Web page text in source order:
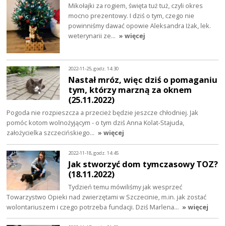
Mikołajki za rogiem, święta tuż tuż, czyli okres
mocno prezentowy. I dziś o tym, czego nie
powinniśmy dawać opowie Aleksandra Iżak, lek.
weterynarii ze… » więcej
2022-11-25, godz. 14:30
Nastał mróz, więc dziś o pomaganiu
tym, którzy marzną za oknem
(25.11.2022)
Pogoda nie rozpieszcza a przecież będzie jeszcze chłodniej. Jak
pomóc kotom wolnożyjącym - o tym dziś Anna Kolat-Stajuda,
założycielka szczecińskiego… » więcej
2022-11-18, godz. 14:45
Jak stworzyć dom tymczasowy TOZ?
(18.11.2022)
Tydzień temu mówiliśmy jak wesprzeć
Towarzystwo Opieki nad zwierzętami w Szczecinie, m.in. jak zostać
wolontariuszem i czego potrzeba fundacji. Dziś Marlena… » więcej